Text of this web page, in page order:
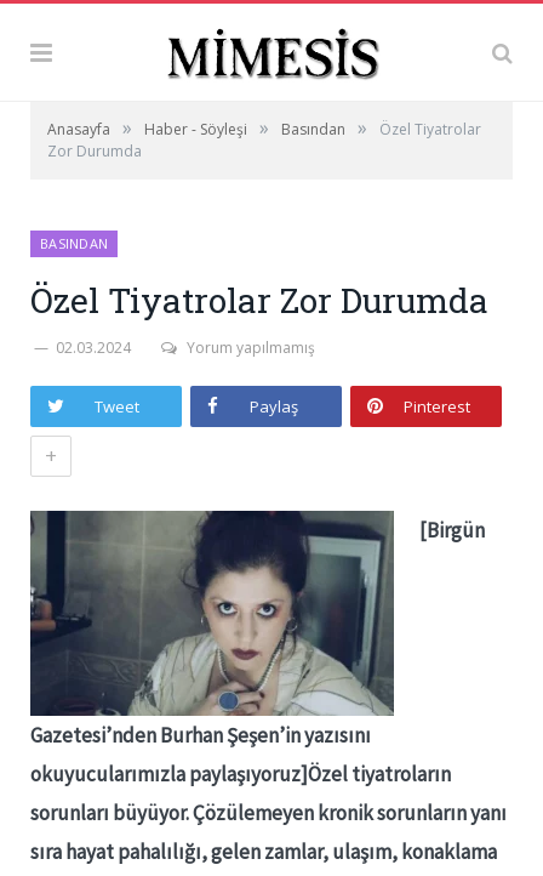
Anasayfa » Haber - Söyleşi » Basından »
Özel Tiyatrolar
Zor Durumda
BASINDAN
Özel Tiyatrolar Zor Durumda
02.03.2024 Yorum yapılmamış
Tweet Paylaş Pinterest
+
[Birgün
Gazetesi’nden Burhan Şeşen’in yazısını
okuyucularımızla paylaşıyoruz]Özel tiyatroların
sorunları büyüyor. Çözülemeyen kronik sorunların yanı
sıra hayat pahalılığı, gelen zamlar, ulaşım, konaklama